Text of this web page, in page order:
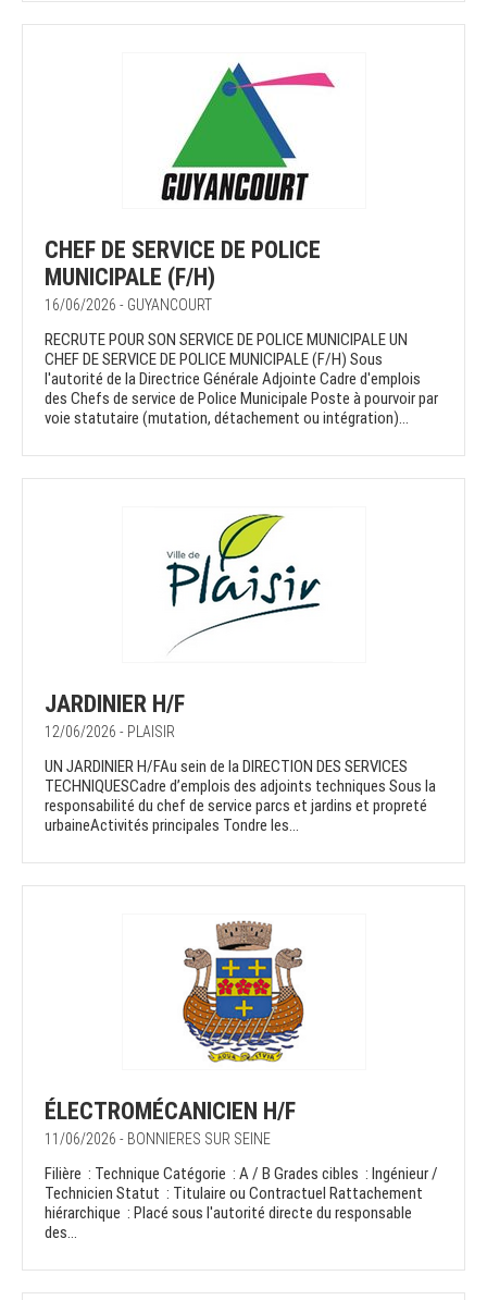
CHEF DE SERVICE DE POLICE
MUNICIPALE (F/H)
16/06/2026 - GUYANCOURT
RECRUTE POUR SON SERVICE DE POLICE MUNICIPALE UN
CHEF DE SERVICE DE POLICE MUNICIPALE (F/H) Sous
l'autorité de la Directrice Générale Adjointe Cadre d'emplois
des Chefs de service de Police Municipale Poste à pourvoir par
voie statutaire (mutation, détachement ou intégration)...
JARDINIER H/F
12/06/2026 - PLAISIR
UN JARDINIER H/FAu sein de la DIRECTION DES SERVICES
TECHNIQUESCadre d’emplois des adjoints techniques Sous la
responsabilité du chef de service parcs et jardins et propreté
urbaineActivités principales Tondre les...
ÉLECTROMÉCANICIEN H/F
11/06/2026 - BONNIERES SUR SEINE
Filière : Technique Catégorie : A / B Grades cibles : Ingénieur /
Technicien Statut : Titulaire ou Contractuel Rattachement
hiérarchique : Placé sous l'autorité directe du responsable
des...